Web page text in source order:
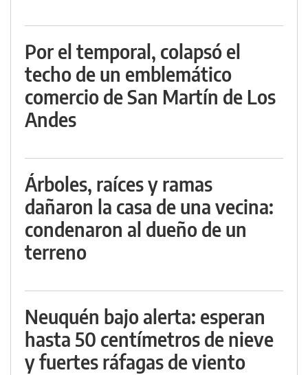
Por el temporal, colapsó el
techo de un emblemático
comercio de San Martín de Los
Andes
Árboles, raíces y ramas
dañaron la casa de una vecina:
condenaron al dueño de un
terreno
Neuquén bajo alerta: esperan
hasta 50 centímetros de nieve
y fuertes ráfagas de viento